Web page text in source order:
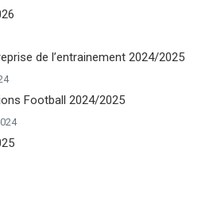
de l’entrainement 2024/2025
Football 2024/2025